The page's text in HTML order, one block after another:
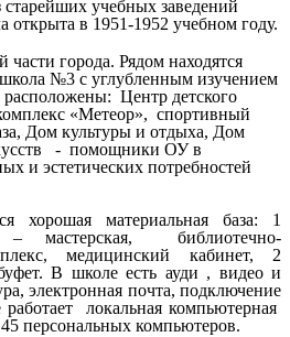
старейших учебных заведений
открыта в 1951-1952 учебном году.
города. Рядом находятся
№3 с углубленным изучением
расположены: Центр детского
«Метеор», спортивный
Дом культуры и отдыха, Дом
- помощники ОУ в
и эстетических потребностей
хорошая материальная база: 1
– мастерская, библиотечно-
медицинский кабинет, 2
В школе есть ауди , видео и
электронная почта, подключение
локальная компьютерная
45 персональных компьютеров.